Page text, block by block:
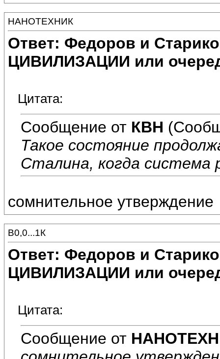
НАНОТЕХНИК
Ответ: Федоров и
ЦИВИЛИЗАЦИИ или
Цитата:
Сообщение от КВН
Такое состояние
Сталина, когда система
сомнительное утверждение
В0,0...1К
Ответ: Федоров и
ЦИВИЛИЗАЦИИ или
Цитата:
Сообщение от